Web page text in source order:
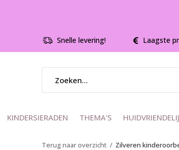
KINDERSIERADEN THEMA'S
Snelle levering! Laagste
Terug naar overzicht Zilveren